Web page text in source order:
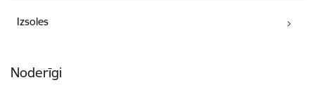
Izsoles
Noderīgi